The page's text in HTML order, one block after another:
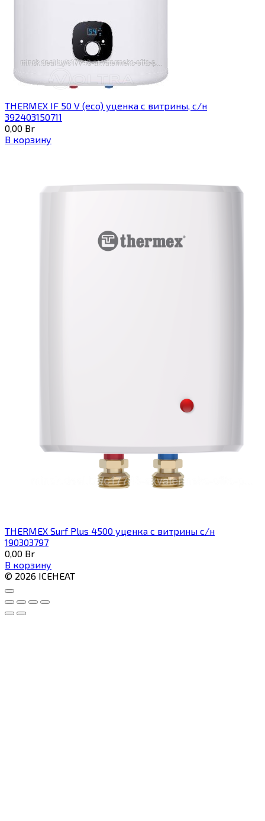
THERMEX IF 50 V (eco) уценка c витрины, с/н
392403150711
0,00 Br
В корзину
THERMEX Surf Plus 4500 уценка с витрины с/н
190303797
0,00 Br
В корзину
© 2026 ICEHEAT